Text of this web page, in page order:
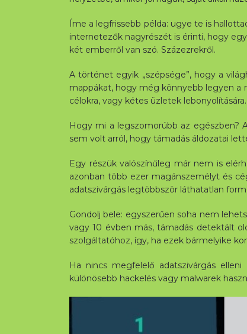
Íme a legfrissebb példa: ugye te is
internetezők nagyrészét is érinti, hogy
két emberről van szó. Százezrekről.
A történet egyik „szépsége”, hogy a
mappákat, hogy még könnyebb legyen a
célokra, vagy kétes üzletek
Hogy mi a legszomorúbb az egészben?
sem volt arról, hogy támadás áldozatai
Egy részük valószínűleg már nem is
azonban több ezer magánszemélyt és
adatszivárgás legtöbbször láthatatlan
Gondolj bele: egyszerűen soha nem
vagy 10 évben más, támadás detektált
szolgáltatóhoz, így, ha ezek bármelyike
Ha nincs megfelelő adatszivárgás
különösebb hackelés vagy malwarek